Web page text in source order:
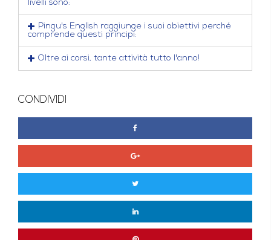
livelli sono:
Pingu's English raggiunge i suoi obiettivi perché
comprende questi principi:
Oltre ai corsi, tante attività tutto l'anno!
CONDIVIDI